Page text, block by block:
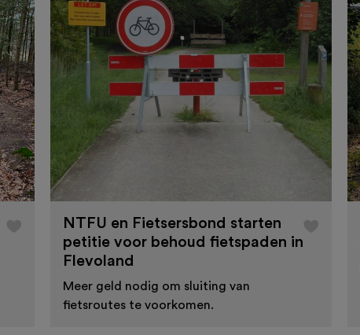
NTFU en Fietsersbond starten
petitie voor behoud fietspaden in
Flevoland
Meer geld nodig om sluiting van
fietsroutes te voorkomen.